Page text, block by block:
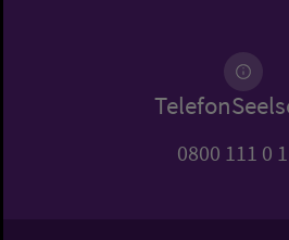
0800 111 0